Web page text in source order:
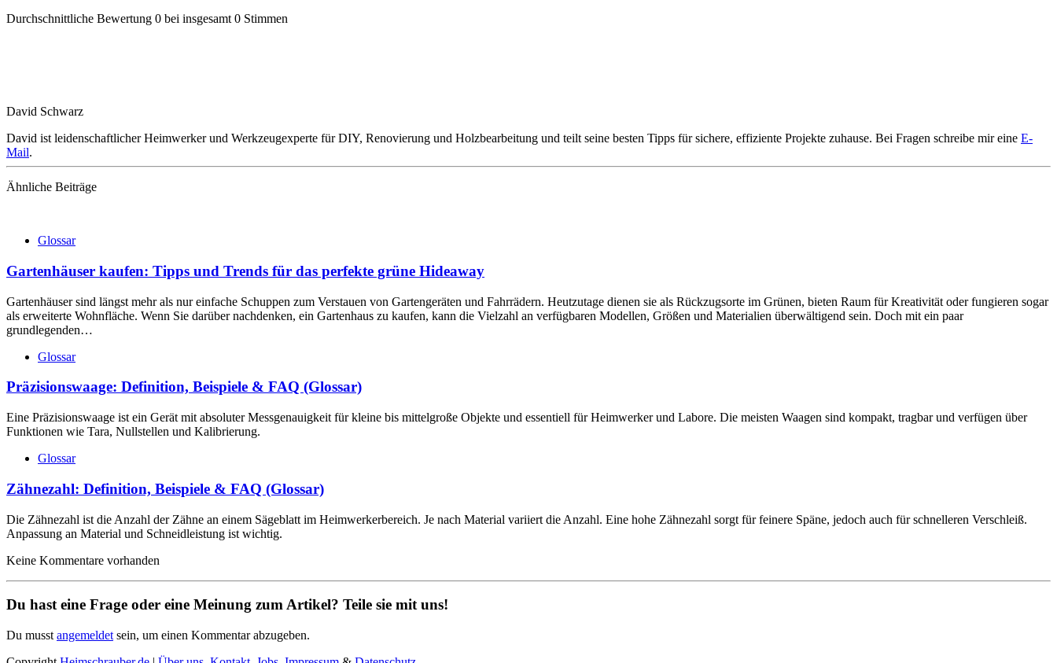
Durchschnittliche Bewertung 0 bei insgesamt 0 Stimmen
David Schwarz
David ist leidenschaftlicher Heimwerker und Werkzeugexperte für DIY, Renovierung und Holzbearbeitung und teilt seine besten Tipps für sichere, effiziente Projekte zuhause. Bei Fragen schreibe mir eine E-
Mail.
Ähnliche Beiträge
Glossar
Gartenhäuser kaufen: Tipps und Trends für das perfekte grüne Hideaway
Gartenhäuser sind längst mehr als nur einfache Schuppen zum Verstauen von Gartengeräten und Fahrrädern. Heutzutage dienen sie als Rückzugsorte im Grünen, bieten Raum für Kreativität oder fungieren sogar
als erweiterte Wohnfläche. Wenn Sie darüber nachdenken, ein Gartenhaus zu kaufen, kann die Vielzahl an verfügbaren Modellen, Größen und Materialien überwältigend sein. Doch mit ein paar
grundlegenden…
Glossar
Präzisionswaage: Definition, Beispiele & FAQ (Glossar)
Eine Präzisionswaage ist ein Gerät mit absoluter Messgenauigkeit für kleine bis mittelgroße Objekte und essentiell für Heimwerker und Labore. Die meisten Waagen sind kompakt, tragbar und verfügen über
Funktionen wie Tara, Nullstellen und Kalibrierung.
Glossar
Zähnezahl: Definition, Beispiele & FAQ (Glossar)
Die Zähnezahl ist die Anzahl der Zähne an einem Sägeblatt im Heimwerkerbereich. Je nach Material variiert die Anzahl. Eine hohe Zähnezahl sorgt für feinere Späne, jedoch auch für schnelleren Verschleiß.
Anpassung an Material und Schneidleistung ist wichtig.
Keine Kommentare vorhanden
Du hast eine Frage oder eine Meinung zum Artikel? Teile sie mit uns!
Du musst angemeldet sein, um einen Kommentar abzugeben.